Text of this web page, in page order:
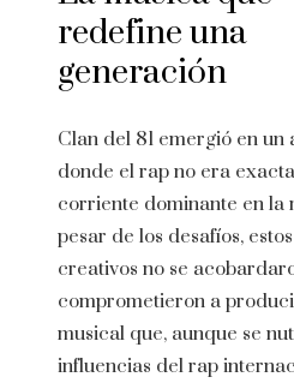
redefine una
generación
Clan del 81 emergió en un
donde el rap no era
corriente dominante en la
pesar de los desafíos,
creativos no se
comprometieron a
musical que, aunque se
influencias del rap